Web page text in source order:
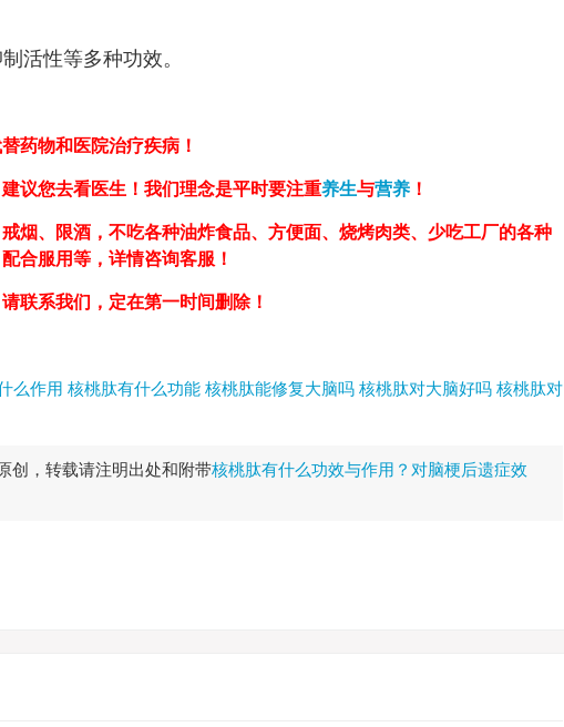
活性等多种功效。
药物和医院治疗疾病！
议您去看医生！我们理念是平时要注重养生与营养 ！
戒烟、限酒，不吃各种油炸食品、方便面、烧烤肉类、少吃工厂的各种
合服用等，详情咨询客服！
联系我们，定在第一时间删除！
么作用 核桃肽有什么功能 核桃肽能修复大脑吗 核桃肽对大脑好吗 核桃肽对
创，转载请注明出处和附带核桃肽有什么功效与作用？对脑梗后遗症效